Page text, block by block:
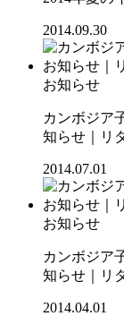
2014.09.30
お知らせ
カンボジア
知らせ｜リ
2014.07.01
お知らせ
カンボジア
知らせ｜リ
2014.04.01